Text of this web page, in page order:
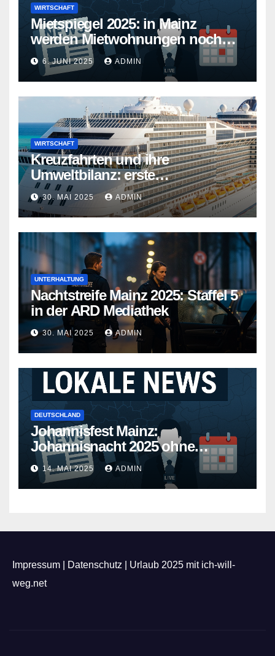
WIRTSCHAFT
Mietspiegel 2025: in Mainz
werden Mietwohnungen noch
teurer
6. JUNI 2025 ADMIN
WIRTSCHAFT
Kreuzfahrten und ihre
Umweltbilanz: erste
Kreuzfahrtschiffe gehen neue
Wege
30. MAI 2025 ADMIN
UNTERHALTUNG
Nachtstreife Mainz 2025: Staffel 5
in der ARD Mediathek
30. MAI 2025 ADMIN
DEUTSCHLAND
Johannisfest Mainz:
Johannisnacht 2025 ohne
Feuerwerk
14. MAI 2025 ADMIN
Impressum Datenschutz
Urlaub 2025 mit ich-will-
weg.net